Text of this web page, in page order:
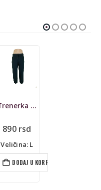
Trenerka M&S, donji deo
890 rsd
Veličina: L
DODAJ U KORPU